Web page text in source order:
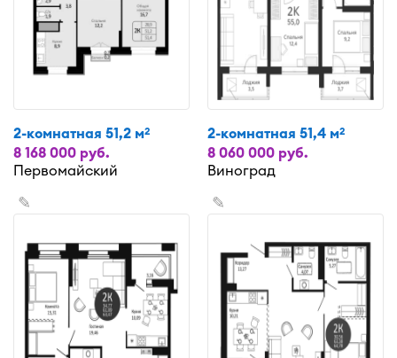
2-комнатная 51,2 м2
8 168 000 руб.
Первомайский
2-комнатная 51,4 м2
8 060 000 руб.
Виноград
✎ ✎